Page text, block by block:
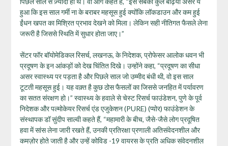
हुआ कि इस साल गर्मी ना के बराबर महसूस हुई क्योंकि लॉकडाउन और कम हुई
ईंधन खपत का मिश्रित प्रभाव देखने को मिला। लेकिन सही नीतिगत फैसले लेना
जरूरी है जिससे स्थिति में सुधार होता जाए।”
सेंटर फॉर बॉयोमेडिकल रिसर्च, लखनऊ, के निदेशक, प्रोफेसर आलोक धवन भी
प्रदूषण के इन आंकड़ों को देख चिंतित दिखे। उन्होंने कहा, “प्रदूषण का सीधा
असर स्वास्थ्य पर पड़ता है और पिछले साल जो उम्मीद बंधी थी, वो इस साल
टूटती महसूस हुई। यह वक़्त है कुछ ठोस फैसलों का जिससे जनहित में पर्यावरण
का सतत संरक्षण हो।” स्वास्थ्य के हवाले से चेस्ट रिसर्च फाउंडेशन, पुणे के पूर्व
निदेशक और पल्मोकेयर रिसर्च एंड एजुकेशन (PURE) (प्योर) फाउंडेशन के
संस्थापक डॉ सुंदीप साल्वी कहते हैं, “महामारी के बीच, जैसे-जैसे लोग प्रदूषित
हवा में सांस लेना जारी रखते हैं, उनकी प्रतिरक्षा प्रणाली अतिसंवेदनशील और
कमज़ोर होते जाती है और उन्हें कोविड -19 वायरस के प्रति अधिक संवेदनशील